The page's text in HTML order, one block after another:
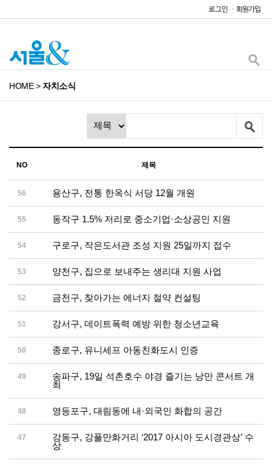
HOME>자치소식
NO 제목
56 용산구, 전통 한옥식 서당 12월 개원
55 동작구 1.5% 저리로 중소기업·소상공인 지원
54 구로구, 작은도서관 조성 지원 25일까지 접수
53 양천구, 집으로 보내주는 생리대 지원 사업
52 금천구, 찾아가는 에너지 절약 컨설팅
51 강서구, 데이트폭력 예방 위한 청소년교육
50 종로구, 유니세프 아동친화도시 인증
49
송파구, 19일 석촌호수 야경 즐기는 낭만 콘서트 개
최
48 영등포구, 대림동에 내·외국인 화합의 공간
47
강동구, 강풀만화거리 ‘2017 아시아 도시경관상’ 수
상